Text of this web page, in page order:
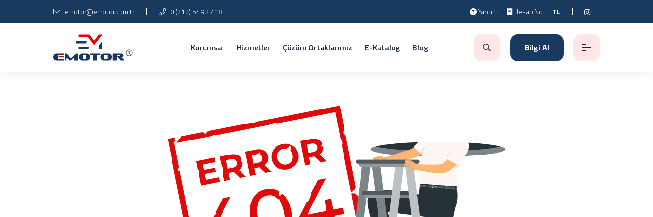
emotor@emotor.com.tr 0 (212) 549 27 18 Yardım Hesap No TL
Kurumsal Hizmetler Çözüm Ortaklarımız E-Katalog Blog Bilgi Al